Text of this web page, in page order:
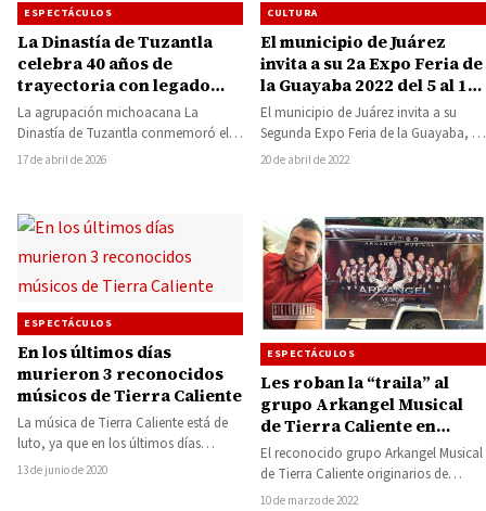
ESPECTÁCULOS
La Dinastía de Tuzantla
celebra 40 años de
trayectoria con legado
musical en Tierra Caliente
La agrupación michoacana La
Dinastía de Tuzantla conmemoró el
pasado 15 de abril cuatro décadas de
17 de abril de 2026
CULTURA
El municipio de Juárez
invita a su 2a Expo Feria de
la Guayaba 2022 del 5 al 10
de mayo
El municipio de Juárez invita a su
Segunda Expo Feria de la Guayaba, a
realizarse el próximo 5…
20 de abril de 2022
ESPECTÁCULOS
En los últimos días
murieron 3 reconocidos
músicos de Tierra Caliente
La música de Tierra Caliente está de
luto, ya que en los últimos días
falleció el animador de…
13 de junio de 2020
ESPECTÁCULOS
Les roban la “traila” al
grupo Arkangel Musical
de Tierra Caliente en
Dallas, Texas,
trasportaban sus
instrumentos, vestuario y
El reconocido grupo Arkangel Musical
de Tierra Caliente originarios de
Tlapehuala, Guerrero, sufrió esta
10 de marzo de 2022